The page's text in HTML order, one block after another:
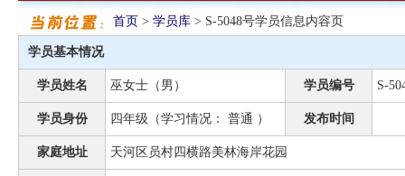
首页 > 学员库 > S-5048号学员信息内容页
学员基本情况
学员姓名 巫女士（男） 学员编号 S-
学员身份 四年级（学习情况： 普通 ） 发布时间
家庭地址 天河区员村四横路美林海岸花园